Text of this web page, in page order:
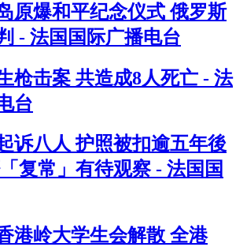
原爆和平纪念仪式 俄罗斯
- 法国国际广播电台
枪击案 共造成8人死亡 - 法
台
诉八人 护照被扣逾五年後
复常」有待观察 - 法国国
港岭大学生会解散 全港